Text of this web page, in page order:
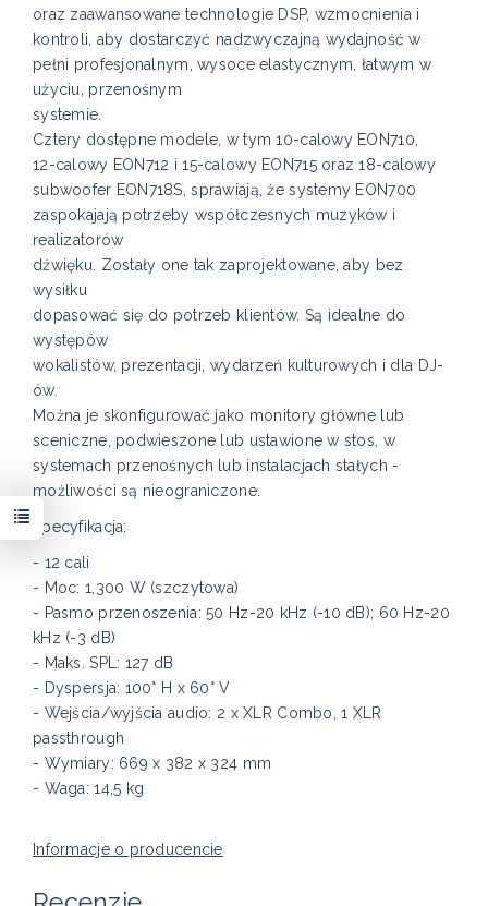
oraz zaawansowane technologie DSP, wzmocnienia i
kontroli, aby dostarczyć nadzwyczajną wydajność w
pełni profesjonalnym, wysoce elastycznym, łatwym w
użyciu, przenośnym
systemie.
Cztery dostępne modele, w tym 10-calowy EON710,
12-calowy EON712 i 15-calowy EON715 oraz 18-calowy
subwoofer EON718S, sprawiają, że systemy EON700
zaspokajają potrzeby współczesnych muzyków i
realizatorów
dźwięku. Zostały one tak zaprojektowane, aby bez
wysiłku
dopasować się do potrzeb klientów. Są idealne do
występów
wokalistów, prezentacji, wydarzeń kulturowych i dla DJ-
ów.
Można je skonfigurować jako monitory główne lub
sceniczne, podwieszone lub ustawione w stos, w
systemach przenośnych lub instalacjach stałych -
możliwości są nieograniczone.
Specyfikacja:
- 12 cali
- Moc: 1,300 W (szczytowa)
- Pasmo przenoszenia: 50 Hz-20 kHz (-10 dB); 60 Hz-20
kHz (-3 dB)
- Maks. SPL: 127 dB
- Dyspersja: 100° H x 60° V
- Wejścia/wyjścia audio: 2 x XLR Combo, 1 XLR
passthrough
- Wymiary: 669 x 382 x 324 mm
- Waga: 14,5 kg
Informacje o producencie